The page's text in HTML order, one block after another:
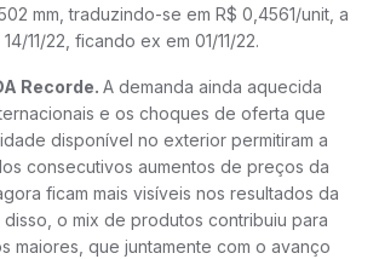
mm, traduzindo-se em R$ 0,4561/unit, a
11/22, ficando ex em 01/11/22.
Recorde. A demanda ainda aquecida
e os choques de oferta que
disponível no exterior permitiram a
consecutivos aumentos de preços da
ficam mais visíveis nos resultados da
disso, o mix de produtos contribuiu para
maiores, que juntamente com o avanço